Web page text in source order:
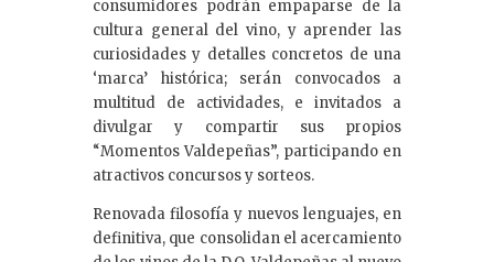
consumidores podrán empaparse de la
cultura general del vino, y aprender las
curiosidades y detalles concretos de una
‘marca’ histórica; serán convocados a
multitud de actividades, e invitados a
divulgar y compartir sus propios
“Momentos Valdepeñas”, participando en
atractivos concursos y sorteos.
Renovada filosofía y nuevos lenguajes, en
definitiva, que consolidan el acercamiento